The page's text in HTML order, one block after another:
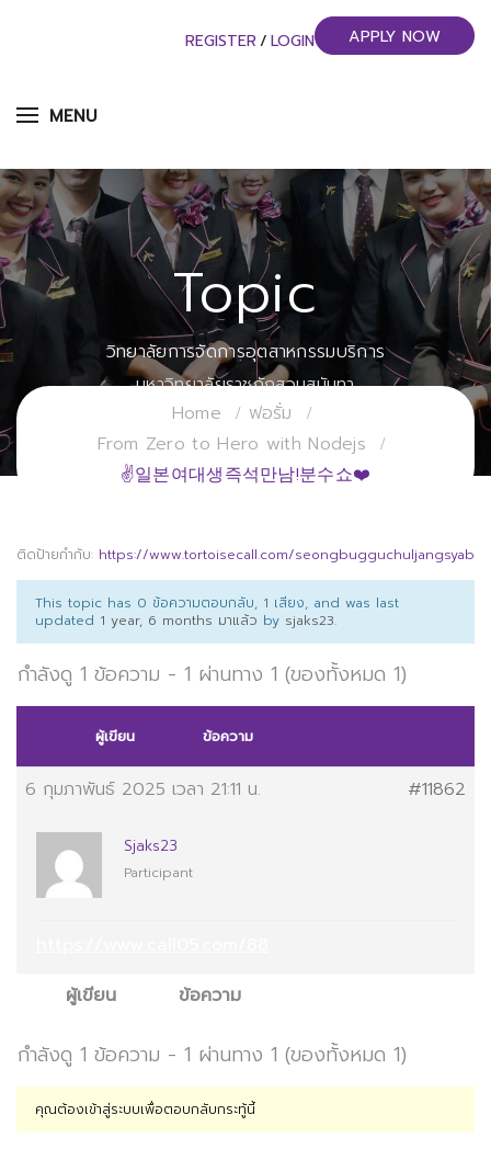
MENU
REGISTER / LOGIN APPLY NOW
Topic
วิทยาลัยการจัดการอุตสาหกรรมบริการ
มหาวิทยาลัยราชภัฏสวนสุนันทา
Home
ฟอรั่ม
From Zero to Hero with Nodejs
✌일본여대생즉석만남!분수쇼❤️
ติดป้ายกำกับ: https://www.tortoisecall.com/seongbugguchuljangsyab
This topic has 0 ข้อความตอบกลับ, 1 เสียง, and was last
updated 1 year, 6 months มาแล้ว by sjaks23.
กำลังดู 1 ข้อความ - 1 ผ่านทาง 1 (ของทั้งหมด 1)
ผู้เขียน ข้อความ
6 กุมภาพันธ์ 2025 เวลา 21:11 น. #11862
Sjaks23
Participant
ผู้เขียน
ข้อความ
กำลังดู 1 ข้อความ - 1 ผ่านทาง 1 (ของทั้งหมด 1)
คุณต้องเข้าสู่ระบบเพื่อตอบกลับกระทู้นี้